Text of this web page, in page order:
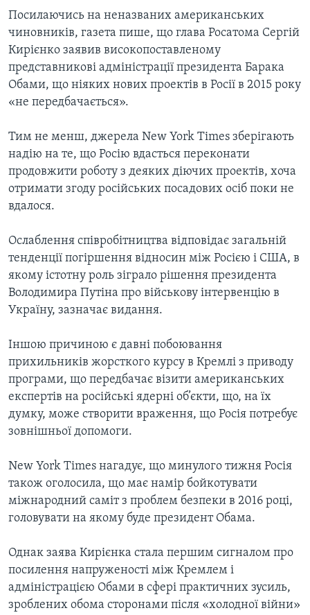
Посилаючись на неназваних американських
чиновників, газета пише, що глава Росатома Сергій
Кирієнко заявив високопоставленому
представникові адміністрації президента Барака
Обами, що ніяких нових проектів в Росії в 2015 року
«не передбачається».
Тим не менш, джерела New York Times зберігають
надію на те, що Росію вдасться переконати
продовжити роботу з деяких діючих проектів, хоча
отримати згоду російських посадових осіб поки не
вдалося.
Ослаблення співробітництва відповідає загальній
тенденції погіршення відносин між Росією і США, в
якому істотну роль зіграло рішення президента
Володимира Путіна про військову інтервенцію в
Україну, зазначає видання.
Іншою причиною є давні побоювання
прихильників жорсткого курсу в Кремлі з приводу
програми, що передбачає візити американських
експертів на російські ядерні об’єкти, що, на їх
думку, може створити враження, що Росія потребує
зовнішньої допомоги.
New York Times нагадує, що минулого тижня Росія
також оголосила, що має намір бойкотувати
міжнародний саміт з проблем безпеки в 2016 році,
головувати на якому буде президент Обама.
Однак заява Кирієнка стала першим сигналом про
посилення напруженості між Кремлем і
адміністрацією Обами в сфері практичних зусиль,
зроблених обома сторонами після «холодної війни»